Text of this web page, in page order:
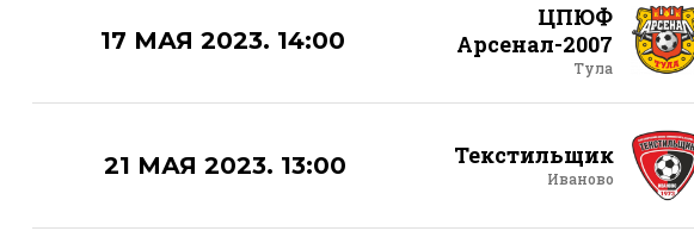
17 МАЯ 2023. 14:00
ЦПЮФ
Арсенал-2007
Тула
21 МАЯ 2023. 13:00 Текстильщик
Иваново